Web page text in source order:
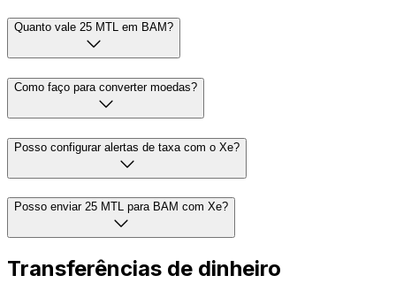
Quanto vale 25 MTL em BAM?
Como faço para converter moedas?
Posso configurar alertas de taxa com o Xe?
Posso enviar 25 MTL para BAM com Xe?
Transferências de dinheiro